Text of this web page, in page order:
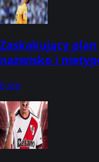
Zaskakujący
nazwisko i
6 sie